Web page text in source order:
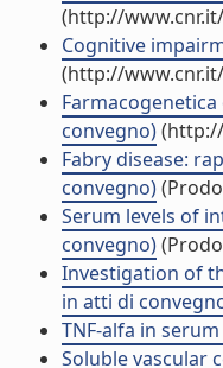
(http://
Cognitive
(http://
convegno)
Fabry disease:
convegno)
Serum levels of
convegno)
Investigation of
in atti di
TNF-alfa in
Soluble vascular